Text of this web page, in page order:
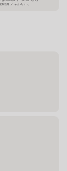
認ください